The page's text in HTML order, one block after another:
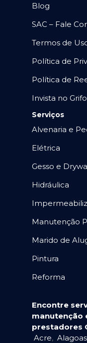
Blog
SAC – Fale
Termos de
Política de
Política de
Invista no Grifo
Serviços
Alvenaria e
Elétrica
Gesso e
Hidráulica
Manutenção
Marido de
Pintura
Reforma
Encontre
manutenção
prestadores
Acre, Alagoas